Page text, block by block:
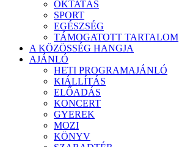
OKTATÁS
SPORT
EGÉSZSÉG
TÁMOGATOTT TARTALOM
A KÖZÖSSÉG HANGJA
AJÁNLÓ
HETI PROGRAMAJÁNLÓ
KIÁLLÍTÁS
ELŐADÁS
KONCERT
GYEREK
MOZI
KÖNYV